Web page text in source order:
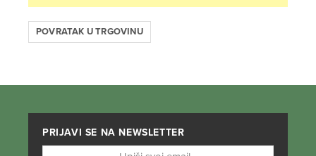
POVRATAK U TRGOVINU
PRIJAVI SE NA NEWSLETTER